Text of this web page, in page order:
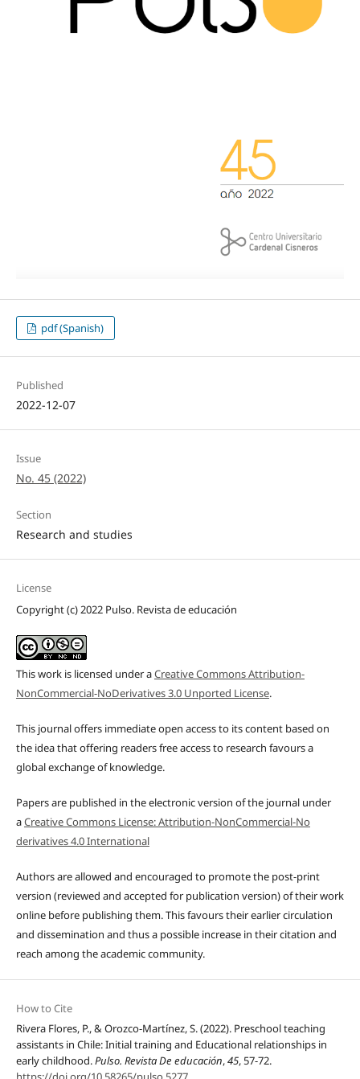
pdf (Spanish)
Published
2022-12-07
Issue
No. 45 (2022)
Section
Research and studies
License
Copyright (c) 2022 Pulso. Revista de educación
This work is licensed under aCreative Commons Attribution-
NonCommercial-NoDerivatives 3.0 Unported License.
This journal offers immediate open access to its content based on
the idea that offering readers free access to research favours a
global exchange of knowledge.
Papers are published in the electronic version of the journal under
aCreative Commons License: Attribution-NonCommercial-No
derivatives 4.0 International
Authors are allowed and encouraged to promote the post-print
version (reviewed and accepted for publication version) of their work
online before publishing them. This favours their earlier circulation
and dissemination and thus a possible increase in their citation and
reach among the academic community.
How to Cite
Rivera Flores, P., & Orozco-Martínez, S. (2022). Preschool teaching
assistants in Chile: Initial training and Educational relationships in
early childhood.Pulso. Revista De educación,45, 57-72.